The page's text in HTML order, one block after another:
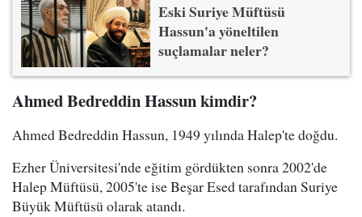
Eski Suriye Müftüsü
Hassun'a yöneltilen
suçlamalar neler?
Ahmed Bedreddin Hassun kimdir?
Ahmed Bedreddin Hassun, 1949 yılında Halep'te doğdu.
Ezher Üniversitesi'nde eğitim gördükten sonra 2002'de
Halep Müftüsü, 2005'te ise Beşar Esed tarafından Suriye
Büyük Müftüsü olarak atandı.